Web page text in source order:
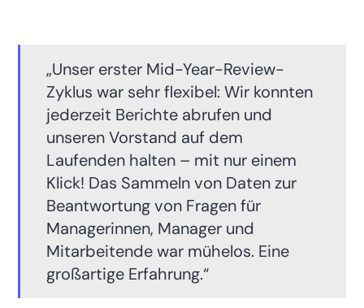
„Unser erster Mid-Year-Review-
Zyklus war sehr flexibel: Wir konnten
jederzeit Berichte abrufen und
unseren Vorstand auf dem
Laufenden halten – mit nur einem
Klick! Das Sammeln von Daten zur
Beantwortung von Fragen für
Managerinnen, Manager und
Mitarbeitende war mühelos. Eine
großartige Erfahrung.“